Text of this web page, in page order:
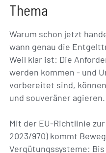
Thema
Warum schon jetzt
wann genau die
Weil klar ist: Die
werden kommen - und
vorbereitet sind,
und souveräner agieren.
Mit der EU-Richtlinie
2023/970) kommt
Vergütungssysteme: